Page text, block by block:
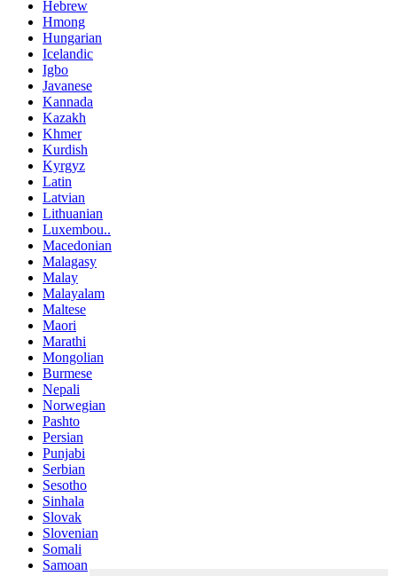
Hebrew
Hmong
Hungarian
Icelandic
Igbo
Javanese
Kannada
Kazakh
Khmer
Kurdish
Kyrgyz
Latin
Latvian
Lithuanian
Luxembou..
Macedonian
Malagasy
Malay
Malayalam
Maltese
Maori
Marathi
Mongolian
Burmese
Nepali
Norwegian
Pashto
Persian
Punjabi
Serbian
Sesotho
Sinhala
Slovak
Slovenian
Somali
Samoan